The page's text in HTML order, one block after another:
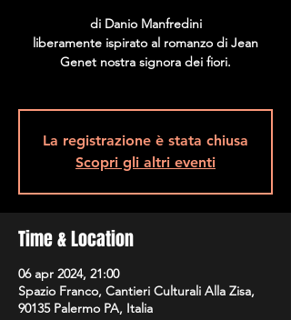
di Danio Manfredini
liberamente ispirato al romanzo di Jean
Genet nostra signora dei fiori.
La registrazione è stata chiusa
Scopri gli altri eventi
Time & Location
06 apr 2024, 21:00
Spazio Franco, Cantieri Culturali Alla Zisa,
90135 Palermo PA, Italia